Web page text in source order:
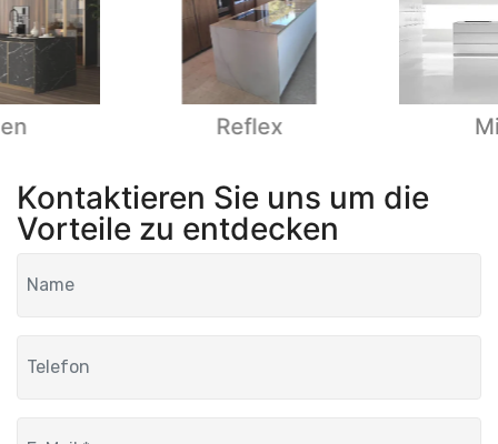
Reflex
Kontaktieren Sie uns um die
Vorteile zu entdecken